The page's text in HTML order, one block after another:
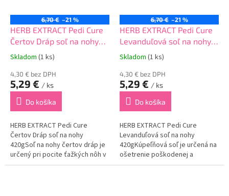
6,70 € –21 %
HERB EXTRACT Pedi Cure
Čertov Dráp soľ na nohy
420g
Skladom (1 ks)
4,30 € bez DPH
5,29 € / ks
Do košíka
HERB EXTRACT Pedi Cure
Čertov Dráp soľ na nohy
420gSoľ na nohy čertov dráp je
určený pri pocite ťažkých nôh v
dôsledku nadmernej
6,70 € –21 %
HERB EXTRACT Pedi Cure
Levanduľová soľ na nohy
420g
Skladom (1 ks)
4,30 € bez DPH
5,29 € / ks
Do košíka
HERB EXTRACT Pedi Cure
Levanduľová soľ na nohy
420gKúpeľňová soľ je určená na
ošetrenie poškodenej a
popraskanej pokožke na